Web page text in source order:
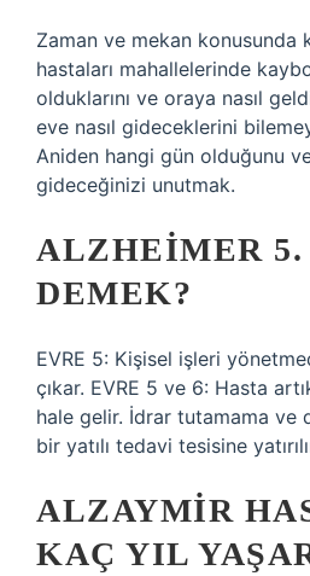
Zaman ve mekan konusunda
hastaları mahallelerinde
olduklarını ve oraya nasıl
eve nasıl gideceklerini
Aniden hangi gün olduğunu
gideceğinizi unutmak.
ALZHEIMER 5.
DEMEK?
EVRE 5: Kişisel işleri
çıkar. EVRE 5 ve 6: Hasta
hale gelir. İdrar tutamama ve
bir yatılı tedavi tesisine
ALZAYMIR
KAÇ YIL